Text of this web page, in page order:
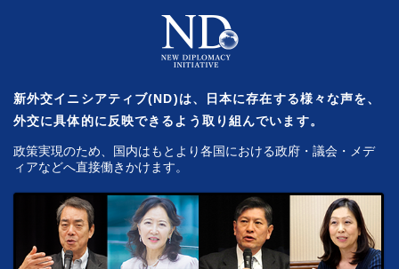
新外交イニシアティブ(ND)は、日本に存在する様々な声を、
外交に具体的に反映できるよう取り組んでいます。
政策実現のため、国内はもとより各国における政府・議会・メデ
ィアなどへ直接働きかけます。